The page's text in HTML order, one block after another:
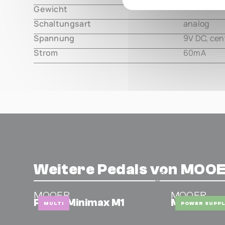
Gewicht
000.00
Schaltungsart
analog
Spannung
9V DC,
Strom
60mA
Weitere Pedals von
MULTI
MOOER
Prime Minimax M1 POWER
MOOER
Micro